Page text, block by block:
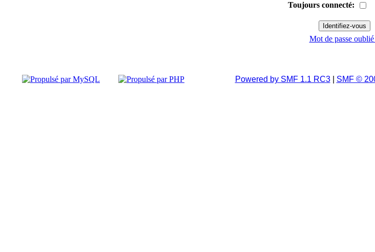
Toujours connecté:
Mot de passe oublié
Powered by SMF 1.1 RC3| SMF ©